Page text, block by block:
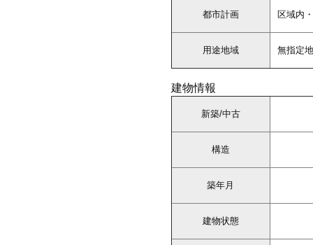
都市計画 区域内
用途地域 無指定
建物情報
新築/中古
構造
築年月
建物状態